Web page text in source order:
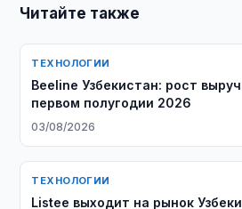
Читайте также
ТЕХНОЛОГИИ
Beeline Узбекистан: рост
первом полугодии 2026
03/08/2026
ТЕХНОЛОГИИ
Listee выходит на рынок